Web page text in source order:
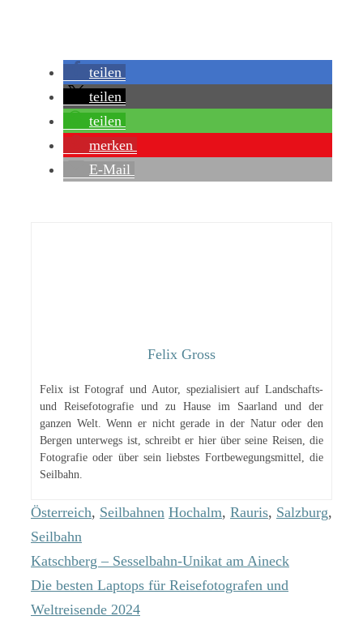
teilen
teilen
teilen
merken
E-Mail
Felix Gross
Felix ist Fotograf und Autor, spezialisiert auf Landschafts-
und Reisefotografie und zu Hause im Saarland und der
ganzen Welt. Wenn er nicht gerade in der Natur oder den
Bergen unterwegs ist, schreibt er hier über seine Reisen, die
Fotografie oder über sein liebstes Fortbewegungsmittel, die
Seilbahn.
Kategorien
Österreich, Seilbahnen Schlagwörter
Hochalm, Rauris, Salzburg,
Seilbahn
Katschberg – Sesselbahn-Unikat am Aineck
Die besten Laptops für Reisefotografen und
Weltreisende 2024